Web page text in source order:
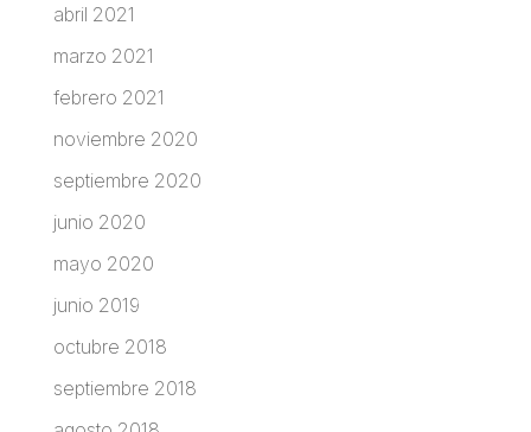
abril 2021
marzo 2021
febrero 2021
noviembre 2020
septiembre 2020
junio 2020
mayo 2020
junio 2019
octubre 2018
septiembre 2018